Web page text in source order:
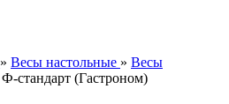
» Весы настольные » Весы
стандарт (Гастроном)